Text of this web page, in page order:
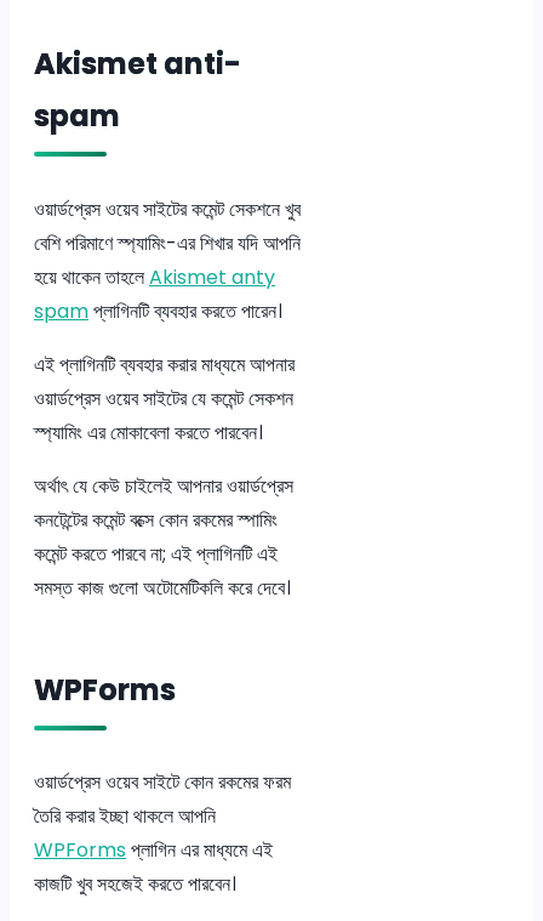
Akismet anti-
spam
ওয়ার্ডপ্রেস ওয়েব সাইটের কমেন্ট সেকশনে খুব
বেশি পরিমাণে স্প্যামিং-এর শিখার যদি আপনি
হয়ে থাকেন তাহলেAkismet anty
spamপ্লাগিনটি ব্যবহার করতে পারেন।
এই প্লাগিনটি ব্যবহার করার মাধ্যমে আপনার
ওয়ার্ডপ্রেস ওয়েব সাইটের যে কমেন্ট সেকশন
স্প্যামিং এর মোকাবেলা করতে পারবেন।
অর্থাৎ যে কেউ চাইলেই আপনার ওয়ার্ডপ্রেস
কনটেন্টের কমেন্ট বক্সে কোন রকমের স্পামিং
কমেন্ট করতে পারবে না; এই প্লাগিনটি এই
সমস্ত কাজ গুলো অটোমেটিকলি করে দেবে।
WPForms
ওয়ার্ডপ্রেস ওয়েব সাইটে কোন রকমের ফরম
তৈরি করার ইচ্ছা থাকলে আপনি
WPFormsপ্লাগিন এর মাধ্যমে এই
কাজটি খুব সহজেই করতে পারবেন।